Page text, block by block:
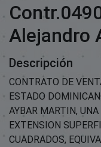
Alejandro
Descripción
CONTRATO DE
ESTADO
AYBAR MARTIN,
EXTENSION
CUADRADOS,